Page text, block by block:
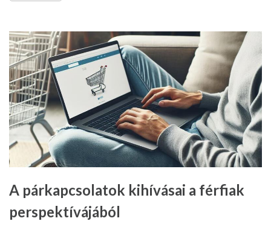
A párkapcsolatok kihívásai a férfiak
perspektívájából